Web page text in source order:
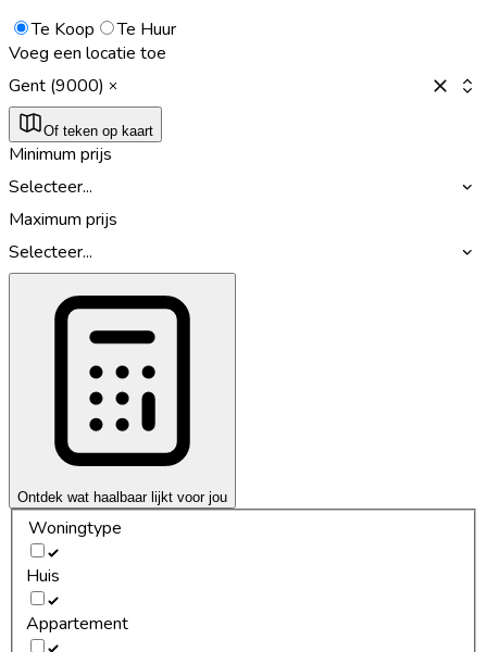
Te Koop
Te Huur
Voeg een locatie toe
Gent (9000)
Of teken op kaart
Minimum prijs
Selecteer...
Maximum prijs
Selecteer...
Ontdek wat haalbaar lijkt voor jou
Woningtype
Huis
Appartement